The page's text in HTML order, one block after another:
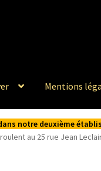
Mentions
notre deuxième
au 25 rue Jean